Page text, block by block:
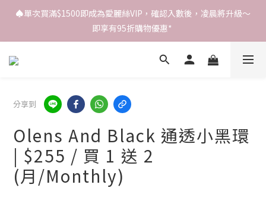
♠️單次買滿$1500即成為愛麗絲VIP，確認入數後，凌晨將升級～
即享有95折購物優惠*
分享到
Olens And Black 通透小黑環
| $255 / 買 1 送 2
(月/Monthly)